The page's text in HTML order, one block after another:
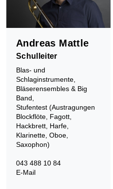
Andreas Mattle
Schulleiter
Blas- und
Schlaginstrumente,
Bläserensembles & Big
Band,
Stufentest (Austragungen
Blockflöte, Fagott,
Hackbrett, Harfe,
Klarinette, Oboe,
Saxophon)
043 488 10 84
E-Mail